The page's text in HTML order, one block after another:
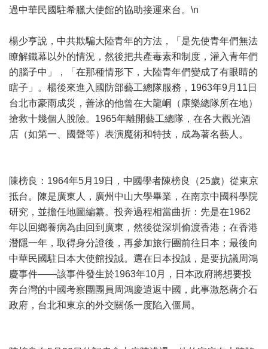
過中華民國駐希臘大使館的協助接運來台。\n
楊少亨說，中共欺騙大陸青年的方法，「是先使青年們無法
瞭解鐵幕以外的情況，然後把共產毒素和制度，灌入青年們
的腦子中」，「在那種情形下，大陸青年們變成了有眼睛的
瞎子」。楊後來進入國防部藝工總隊服務，1963年9月11日
台北市豪雨成災，善泳的他曾在大龍峒（康樂總隊所在地）
搶救十幾個人脫險。1965年離開藝工總隊，在各大觀光酒
店（如第一、國聲等）表演魔術和特技，成為著名藝人。
陳榜良：1964年5月19日，中國學者陳榜良（25歲）從東京
抵台。陳是廣東人，廣州中山大學畢業，在南京中國科學院
研究，並擔任地圖編纂。投奔過程相當曲折：先是在1962
年以回鄉養病為由回到廣東，然後從深圳偷渡香港；在香港
潛隱一年，取得身分證後，再參加旅行團前往日本；最後向
中華民國駐日本大使館投誠。選在日本投誠，是要抗議周鴻
慶事件——該事件發生於1963年10月，日本政府將想要投
奔台灣的中國考察團團員周鴻慶遣返中國，此事激怒蔣介石
政府，台北和東京的外交關係一度陷入僵局。